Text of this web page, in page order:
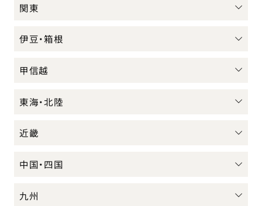
関東
伊豆・箱根
甲信越
東海・北陸
近畿
中国・四国
九州